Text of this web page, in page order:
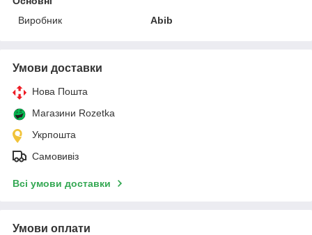
Виробник
Abib
Умови доставки
Нова Пошта
Магазини Rozetka
Укрпошта
Самовивіз
Всі умови доставки
Умови оплати